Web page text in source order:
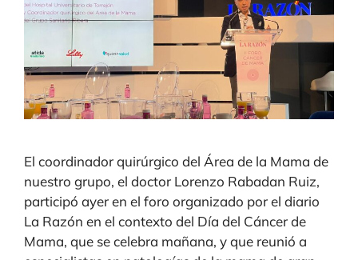
El coordinador quirúrgico del Área de la Mama de
nuestro grupo, el doctor Lorenzo Rabadan Ruiz,
participó ayer en el foro organizado por el diario
La Razón en el contexto del Día del Cáncer de
Mama, que se celebra mañana, y que reunió a